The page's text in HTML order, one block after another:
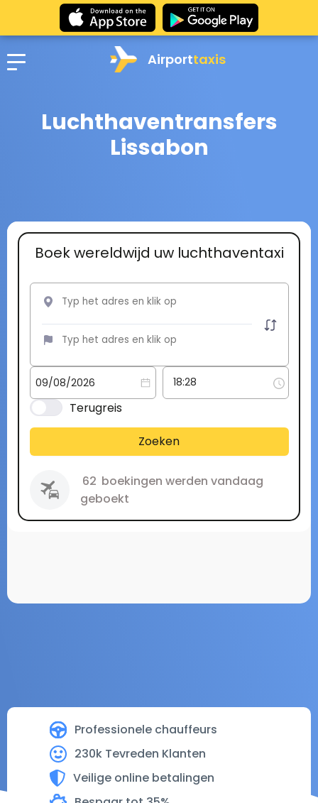
Airporttaxis
Luchthaventransfers
Lissabon
Professionele chauffeurs
230k Tevreden Klanten
Veilige online betalingen
Boek wereldwijd uw luchthaventaxi
Terugreis
Zoeken
62 boekingen werden vandaag
geboekt